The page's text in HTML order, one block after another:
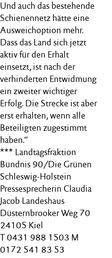
Und auch das bestehende
Schienennetz hätte eine
Ausweichoption mehr.
Dass das Land sich jetzt
aktiv für den Erhalt
einsetzt, ist nach der
verhinderten Entwidmung
ein zweiter wichtiger
Erfolg. Die Strecke ist aber
erst erhalten, wenn alle
Beteiligten zugestimmt
haben.“
*** Landtagsfraktion
Bündnis 90/Die Grünen
Schleswig-Holstein
Pressesprecherin Claudia
Jacob Landeshaus
Düsternbrooker Weg 70
24105 Kiel
T 0431 988 1503 M
0172 541 83 53